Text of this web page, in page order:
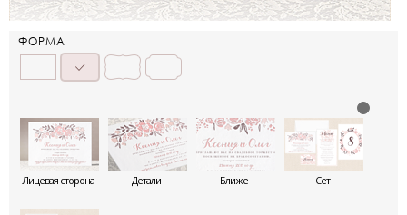
ФОРМА
Лицевая сторона Детали Ближе Сет